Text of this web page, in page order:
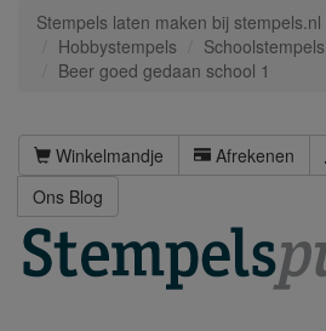
Stempels laten maken bij stempels.nl
Hobbystempels
Schoolstempels
Beer goed gedaan school 1
Winkelmandje Afrekenen
Ons Blog